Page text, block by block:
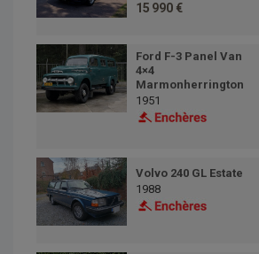
15 990 €
Ford F-3 Panel Van
4×4
Marmonherrington
1951
Volvo 240 GL Estate
1988